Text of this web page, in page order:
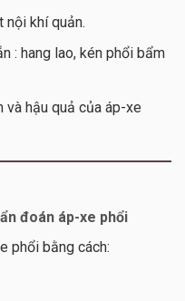
nội khí quản.
: hang lao, kén phổi bẩm
và hậu quả của áp-xe
đoán áp-xe phổi
phổi bằng cách: